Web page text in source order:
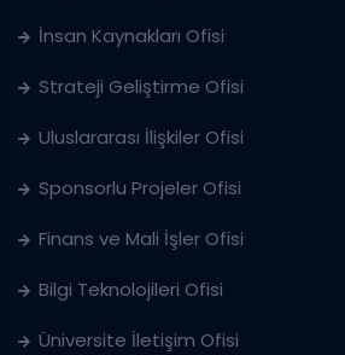
İnsan Kaynakları Ofisi
Strateji Geliştirme Ofisi
Uluslararası İlişkiler Ofisi
Sponsorlu Projeler Ofisi
Finans ve Mali İşler Ofisi
Bilgi Teknolojileri Ofisi
Üniversite İletişim Ofisi